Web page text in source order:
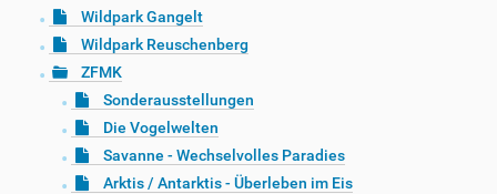
Wildpark Gangelt
Wildpark Reuschenberg
ZFMK
Sonderausstellungen
Die Vogelwelten
Savanne - Wechselvolles Paradies
Arktis / Antarktis - Überleben im Eis